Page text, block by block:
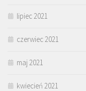
lipiec 2021
czerwiec 2021
maj 2021
kwiecień 2021